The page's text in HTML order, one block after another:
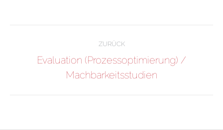
navigation
ZURÜCK
Previous
project:
Evaluation (Prozessoptimierung) /
Machbarkeitsstudien